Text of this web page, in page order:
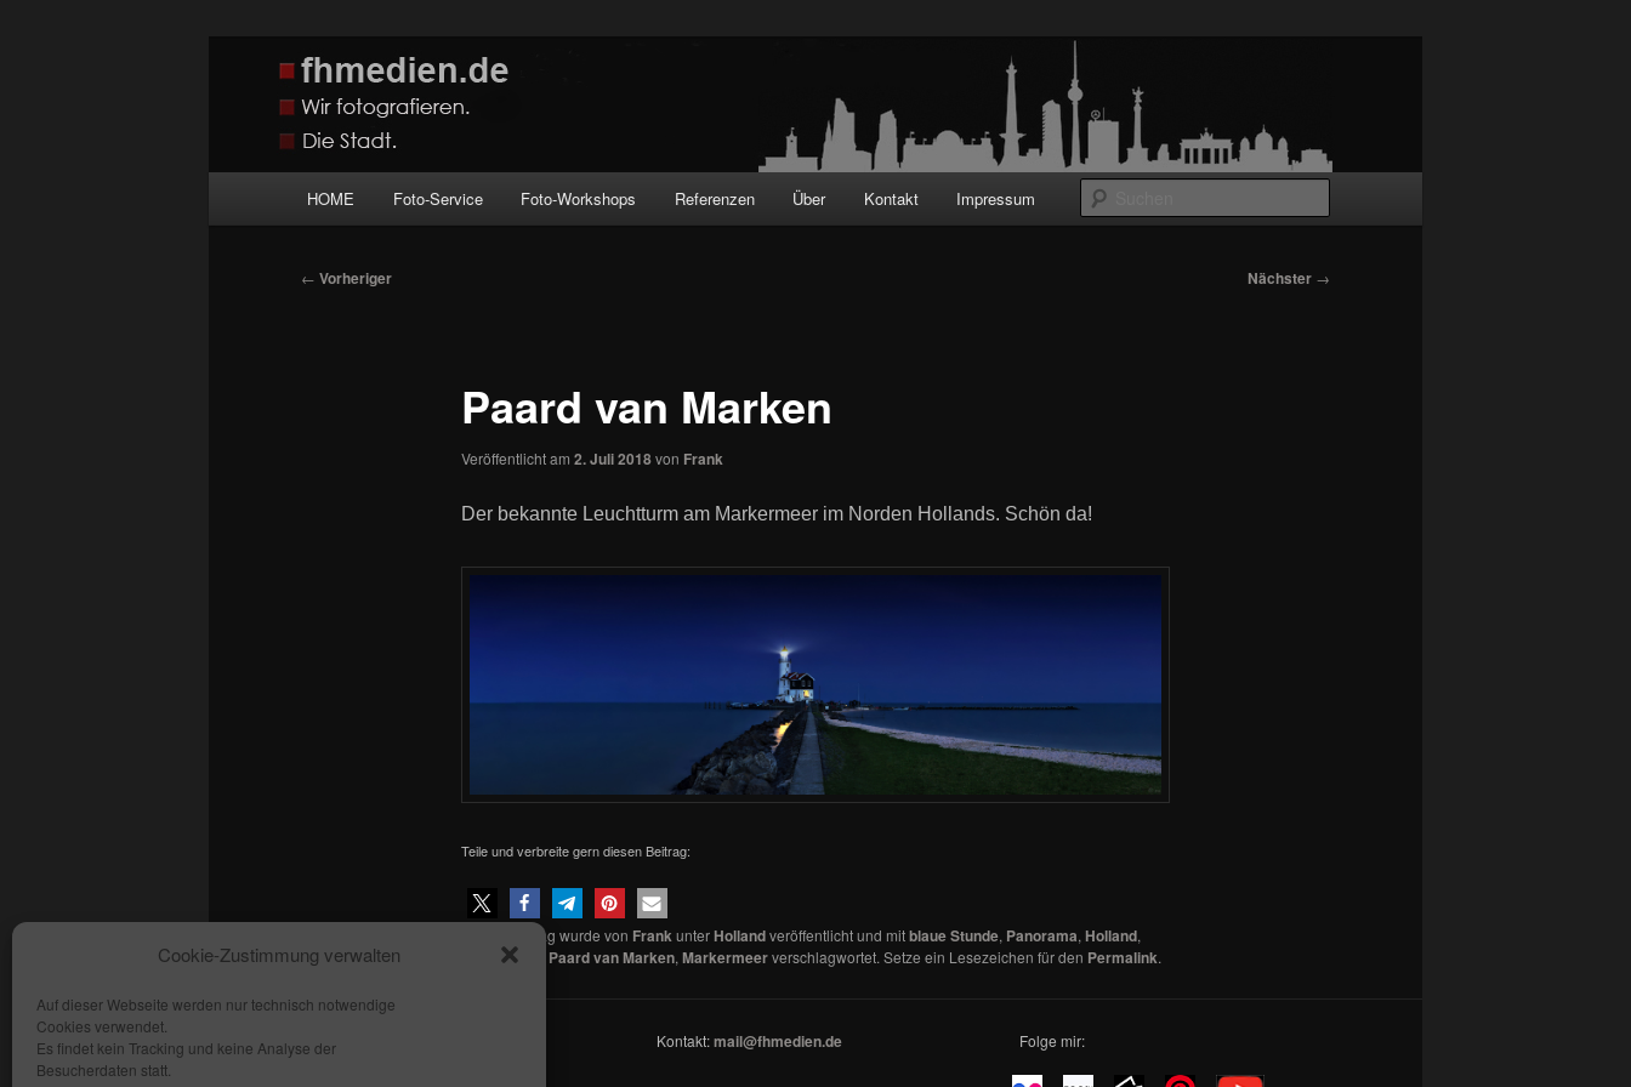
Cookie-Zustimmung verwalten
Auf dieser Webseite werden nur technisch notwendige
Cookies verwendet.
Es findet kein Tracking und keine Analyse der
Besucherdaten statt.
fhmedien.de
Wir fotografieren die Hauptstadt!
HOME Foto-Service Foto-Workshops Referenzen Über Kontakt Impressum
Beitragsnavigation
← Vorheriger Nächster →
Paard van Marken
Veröffentlicht am 2. Juli 2018von Frank
Der bekannte Leuchtturm am Markermeer im Norden Hollands. Schön da!
Teile und verbreite gern diesen Beitrag:
Dieser Eintrag wurde von Frankunter Hollandveröffentlicht und mitblaue Stunde, Panorama, Holland,
Leuchtturm Paard van Marken,Markermeerverschlagwortet. Setze ein Lesezeichen für den Permalink.
Copyright: fhmedien.de 2012 - 2026
Kontakt:mail@fhmedien.de Folge mir: